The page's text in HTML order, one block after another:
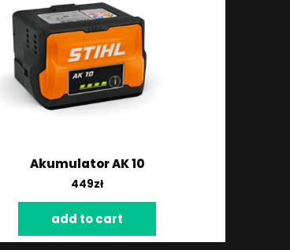
Akumulator AK 10
449zł
add to cart